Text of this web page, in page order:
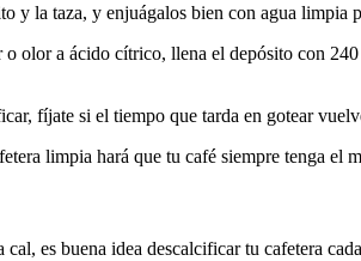
y la taza, y enjuágalos bien con agua
o olor a ácido cítrico, llena el depósito con
fíjate si el tiempo que tarda en gotear
limpia hará que tu café siempre tenga el
cal, es buena idea descalcificar tu cafetera